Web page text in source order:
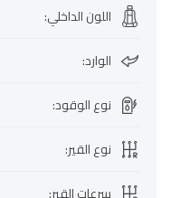
اللون الداخلي:
الوارد:
نوع الوقود:
نوع القير: